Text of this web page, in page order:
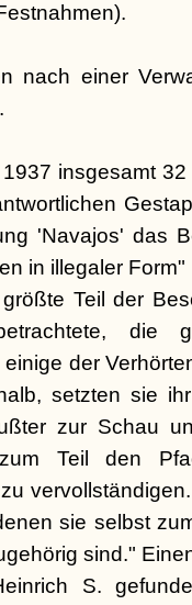
nach einer
insgesamt
'Navajos' das
in illegaler
Teil der
die
der
setzten sie
zur Schau
Teil den
sie selbst
sind."
S.